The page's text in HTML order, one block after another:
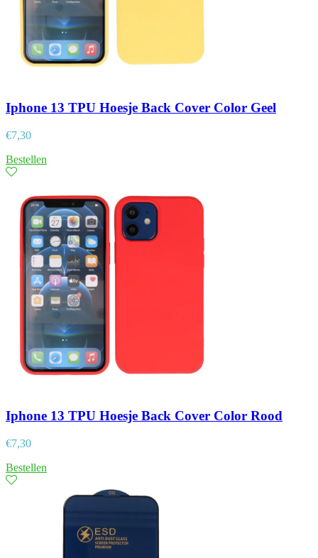
Iphone 13 TPU Hoesje Back Cover Color Geel
€7,30
Bestellen
Iphone 13 TPU Hoesje Back Cover Color Rood
€7,30
Bestellen